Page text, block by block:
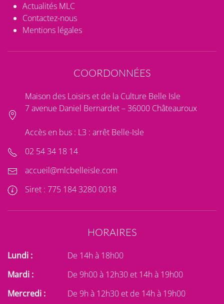
Actualités MLC
Contactez-nous
Mentions légales
COORDONNÉES
Maison des Loisirs et de la Culture Belle Isle
7 avenue Daniel Bernardet – 36000 Châteauroux
Accès en bus : L3 : arrêt Belle-Isle
02 54 34 18 14
accueil@mlcbelleisle.com
Siret : 775 184 3280 0018
HORAIRES
Lundi :
De 14h à 18h00
Mardi :
De 9h00 à 12h30 et 14h à 19h00
Mercredi :
De 9h à 12h30 et de 14h à 19h00